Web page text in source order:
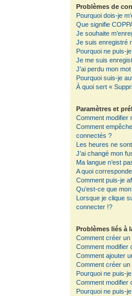
Problèmes de
Pourquoi dois-je
Que signifie
Je souhaite
Je suis enregistré
Pourquoi ne puis-
Je me suis
J’ai perdu mon
Pourquoi suis-je
À quoi sert «
Paramètres et
Comment modifier
Comment
connectés ?
Les heures ne
J’ai changé mon
Ma langue n’est
A quoi
Comment puis-je
Qu’est-ce que
Lorsque je clique
connecter !?
Problèmes liés à
Comment créer
Comment modifier
Comment ajouter
Comment créer un
Pourquoi ne puis-
Comment modifier
Pourquoi ne puis-